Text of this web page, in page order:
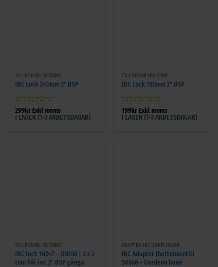
TILLBEHÖR IBC-TANK
IBC Lock 240mm 2″ BSP
Betygsatt
299kr Exkl moms
I LAGER (1-3 ARBETSDAGAR)
TILLBEHÖR IBC-TANK
IBC Lock 150mm 2″ BSP
Betygsatt
199kr Exkl moms
I LAGER (1-3 ARBETSDAGAR)
TILLBEHÖR IBC-TANK
IBC lock 160×7 – DN150 | 2 x 2
tum hål inv. 2″ BSP gänga
ADAPTER IBC KOPPLINGAR
IBC Adapter (bottenventil)
S60x6 – Gardena hane